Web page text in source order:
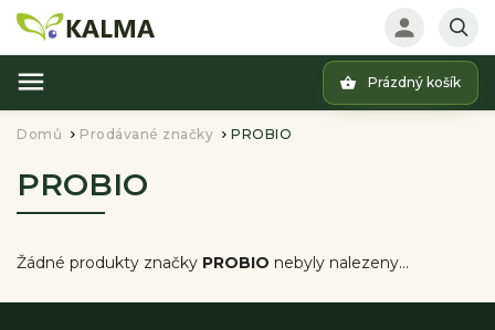
Prázdný košík
Domů / Prodávané značky / PROBIO
PROBIO
Žádné produkty značky PROBIO nebyly nalezeny...